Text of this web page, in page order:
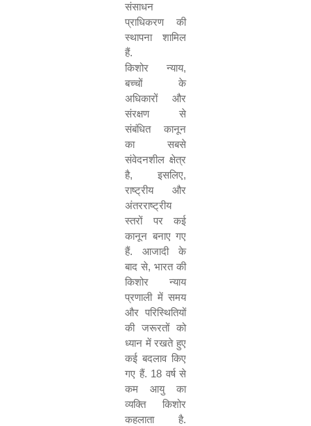
संसाधन
प्राधिकरण की
स्थापना शामिल
हैं.
किशोर न्याय,
बच्चों के
अधिकारों और
संरक्षण से
संबंधित कानून
का सबसे
संवेदनशील क्षेत्र
है, इसलिए,
राष्ट्रीय और
अंतरराष्ट्रीय
स्तरों पर कई
कानून बनाए गए
हैं. आजादी के
बाद से, भारत की
किशोर न्याय
प्रणाली में समय
और परिस्थितियों
की जरूरतों को
ध्यान में रखते हुए
कई बदलाव किए
गए हैं. 18 वर्ष से
कम आयु का
व्यक्ति किशोर
कहलाता है.